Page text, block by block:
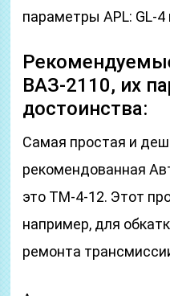
параметры APL: GL-4
ВАЗ-2110, их
достоинства:
Самая простая и
рекомендованная
это ТМ-4-12. Этот
например, для
ремонта